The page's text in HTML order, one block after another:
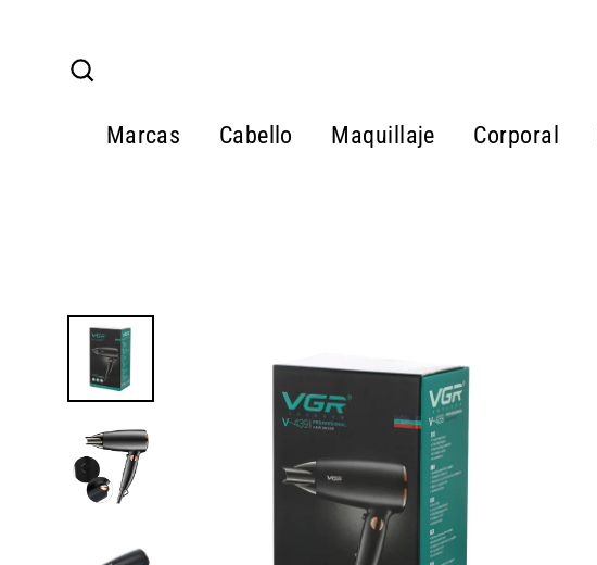
Marcas
Cabello Maquillaje Corporal